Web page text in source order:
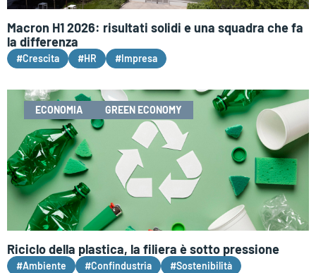
Macron H1 2026: risultati solidi e una squadra che fa
la differenza
#Crescita #HR #Impresa
ECONOMIA GREEN ECONOMY
Riciclo della plastica, la filiera è sotto pressione
#Ambiente #Confindustria #Sostenibilità